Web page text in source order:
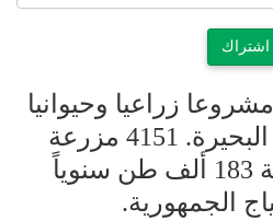
اشتراك
تفاصيل تنفيذ 3528 مشروعا زراعيا وحيوانيا
بـ 72 مليار جنيه في البحيرة. 4151 مزرعة
دواجن بطاقة إنتاجية 183 ألف طن سنوياً